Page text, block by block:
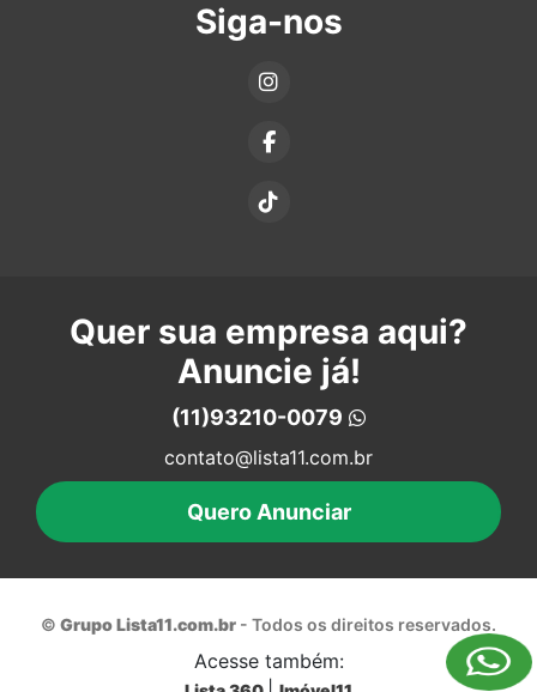
Siga-nos
Quer sua empresa aqui?
Anuncie já!
(11)93210-0079
contato@lista11.com.br
Quero Anunciar
© Grupo Lista11.com.br - Todos os direitos reservados.
Acesse também: